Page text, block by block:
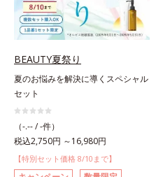
BEAUTY夏祭り
夏のお悩みを解決に導くスペシャル
セット
（-.-- / -件）
税込2,750円 ～16,980円
【特別セット価格 8/10まで】